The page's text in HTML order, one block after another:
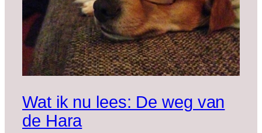
Wat ik nu lees: De weg van
de Hara